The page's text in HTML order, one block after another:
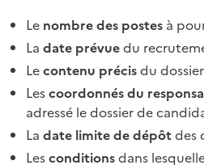
Le nombre des postes à
La date prévuedu
Lecontenu précisdu
Lescoordonnés du
adressé le dossier de
La date limite de dépôtdes
Lesconditionsdans